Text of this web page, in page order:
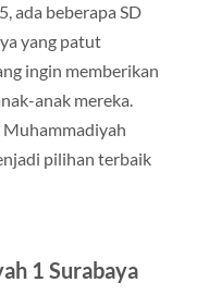
ada beberapa SD
yang patut
ingin memberikan
anak mereka.
Muhammadiyah
pilihan terbaik
1 Surabaya